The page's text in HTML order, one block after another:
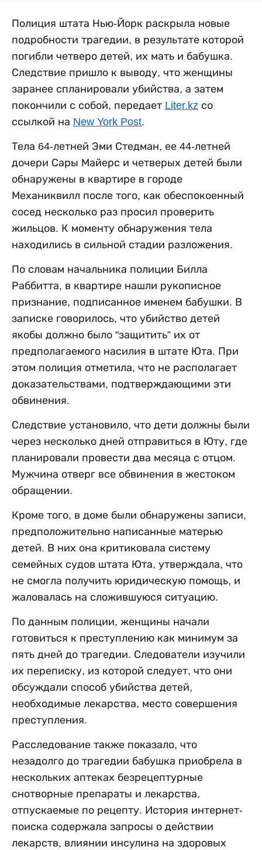
Полиция штата Нью-Йорк раскрыла новые
подробности трагедии, в результате которой
погибли четверо детей, их мать и бабушка.
Следствие пришло к выводу, что женщины
заранее спланировали убийства, а затем
покончили с собой, передает Liter.kz со
ссылкой на New York Post.
Тела 64-летней Эми Стедман, ее 44-летней
дочери Сары Майерс и четверых детей были
обнаружены в квартире в городе
Механиквилл после того, как обеспокоенный
сосед несколько раз просил проверить
жильцов. К моменту обнаружения тела
находились в сильной стадии разложения.
По словам начальника полиции Билла
Раббитта, в квартире нашли рукописное
признание, подписанное именем бабушки. В
записке говорилось, что убийство детей
якобы должно было "защитить” их от
предполагаемого насилия в штате Юта. При
этом полиция отметила, что не располагает
доказательствами, подтверждающими эти
обвинения.
Следствие установило, что дети должны были
через несколько дней отправиться в Юту, где
планировали провести два месяца с отцом.
Мужчина отверг все обвинения в жестоком
обращении.
Кроме того, в доме были обнаружены записи,
предположительно написанные матерью
детей. В них она критиковала систему
семейных судов штата Юта, утверждала, что
не смогла получить юридическую помощь, и
жаловалась на сложившуюся ситуацию.
По данным полиции, женщины начали
готовиться к преступлению как минимум за
пять дней до трагедии. Следователи изучили
их переписку, из которой следует, что они
обсуждали способ убийства детей,
необходимые лекарства, место совершения
преступления.
Расследование также показало, что
незадолго до трагедии бабушка приобрела в
нескольких аптеках безрецептурные
снотворные препараты и лекарства,
отпускаемые по рецепту. История интернет-
поиска содержала запросы о действии
лекарств, влиянии инсулина на здоровых